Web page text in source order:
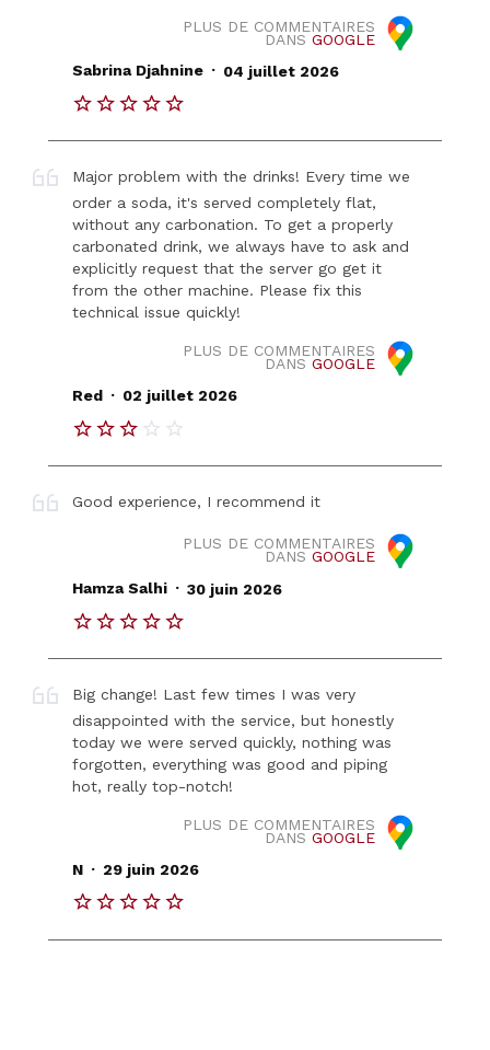
PLUS DE COMMENTAIRES
DANS GOOGLE
Sabrina Djahnine . 04 juillet 2026
Major problem with the drinks! Every time we
order a soda, it's served completely flat,
without any carbonation. To get a properly
carbonated drink, we always have to ask and
explicitly request that the server go get it
from the other machine. Please fix this
technical issue quickly!
PLUS DE COMMENTAIRES
DANS GOOGLE
Red . 02 juillet 2026
Good experience, I recommend it
PLUS DE COMMENTAIRES
DANS GOOGLE
Hamza Salhi . 30 juin 2026
Big change! Last few times I was very
disappointed with the service, but honestly
today we were served quickly, nothing was
forgotten, everything was good and piping
hot, really top-notch!
PLUS DE COMMENTAIRES
DANS GOOGLE
N . 29 juin 2026